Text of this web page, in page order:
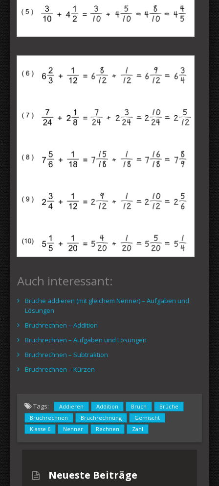
Auch interessant:
Brüche addieren (mit gleichem Nenner) – Aufgaben und
Lösungen
Bruchrechnen – Addition
Bruchrechnen – Aufgaben und Lösungen
Bruchrechnen – Subtraktion
Bruchrechnen – Kürzen
Tags: Addieren Addition Bruch
Brüche
Bruchrechnen
Bruchrechnung
Gemischt
Klasse 6
Nenner Rechnen Zahl
Neueste Beiträge